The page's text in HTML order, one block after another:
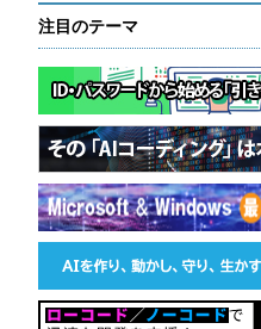
注目のテーマ